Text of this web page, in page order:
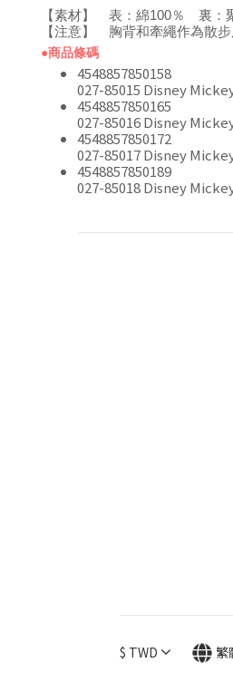
【素材】 表：綿100％ 裏：
【注意】 胸背和牽繩作為散
●商品條碼
4548857850158
027-85015 Disney
4548857850165
027-85016 Disney
4548857850172
027-85017 Disney
4548857850189
027-85018 Disney
$ TWD 繁